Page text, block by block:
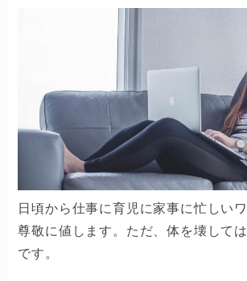
日頃から仕事に育児に家事に忙しい
尊敬に値します。ただ、体を壊して
です。